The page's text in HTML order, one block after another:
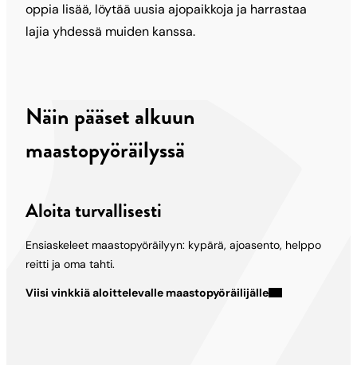
oppia lisää, löytää uusia ajopaikkoja ja harrastaa
lajia yhdessä muiden kanssa.
Näin pääset alkuun
maastopyöräilyssä
Aloita turvallisesti
Ensiaskeleet maastopyöräilyyn: kypärä, ajoasento, helppo
reitti ja oma tahti.
Viisi vinkkiä aloittelevalle maastopyöräilijälle